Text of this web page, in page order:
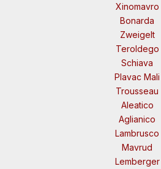
Xinomavro
Bonarda
Zweigelt
Teroldego
Schiava
Plavac Mali
Trousseau
Aleatico
Aglianico
Lambrusco
Mavrud
Lemberger